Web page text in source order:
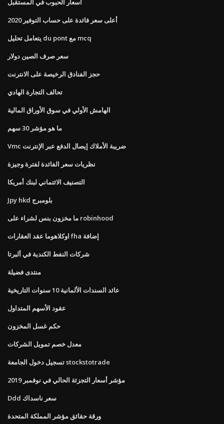
أسعار الحبوب في المستقبل
أعلى سعر فائدة على حساب التوفير 2020
يتعامل تحليل du pont مع mcq
سعر صرف الصين دولار
حجز الفنادق الرخيصة على الانترنت
تحالف التجارة الهادي
الهامش الأولي في سوق الأوراق المالية
ما هو مؤشر 30 سهم
Vmc ضريبة الأملاك إيصال الدفع عبر الإنترنت
نظريات سعر الفائدة لفترة وجيزة
التصنيف الائتماني لبنك أمريكا
Jpy hkd بلومبرج
ما مخزون بنس لشراء على robinhood
اوكلاهوما عقد العقارات fha إضافة
شركات النفط الكندية في ألبرتا
منتدى فضيلة
عائد السندات الألمانية 10 سنوات التاريخية
عقود الأسهم المتداول
حكم غسل المخزون
معدل خصم تمويل الشركات
تسجيل دخول الجامعة stockstotrade
مؤشر أسعار التجزئة الحالي في نوفمبر 2019
Ddd سعر ناسداك
ورقة حقائق مؤشر المملكة المتحدة